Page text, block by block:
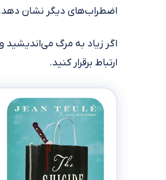
اضطراب‌های دیگر نشان دهد.
اگر زیاد به مرگ
ارتباط برقرار کنید.